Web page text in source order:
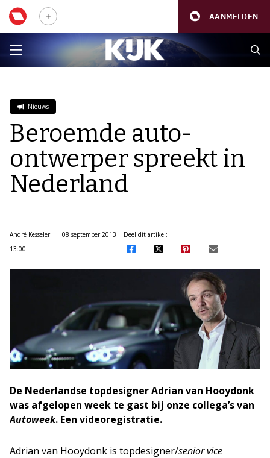
AANMELDEN
Nieuws
Beroemde auto-
ontwerper spreekt in
Nederland
André Kesseler
08 september 2013
13:00
Deel dit artikel:
De Nederlandse topdesigner Adrian van Hooydonk
was afgelopen week te gast bij onze collega’s van
Autoweek. Een videoregistratie.
Adrian van Hooydonk is topdesigner/senior vice